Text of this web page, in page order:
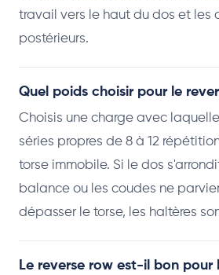
travail vers le haut du dos et les
postérieurs.
Quel poids choisir pour le
Choisis une charge avec
séries propres de 8 à 12
torse immobile. Si le dos
balance ou les coudes ne
dépasser le torse, les haltères
Le reverse row est-il bon pour